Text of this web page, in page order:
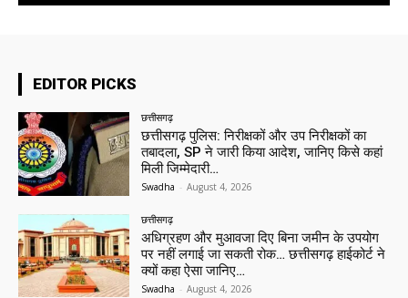
EDITOR PICKS
छत्तीसगढ़
छत्तीसगढ़ पुलिस: निरीक्षकों और उप निरीक्षकों का
तबादला, SP ने जारी किया आदेश, जानिए किसे कहां
मिली जिम्मेदारी…
Swadha - August 4, 2026
छत्तीसगढ़
अधिग्रहण और मुआवजा दिए बिना जमीन के उपयोग
पर नहीं लगाई जा सकती रोक… छत्तीसगढ़ हाईकोर्ट ने
क्यों कहा ऐसा जानिए…
Swadha - August 4, 2026